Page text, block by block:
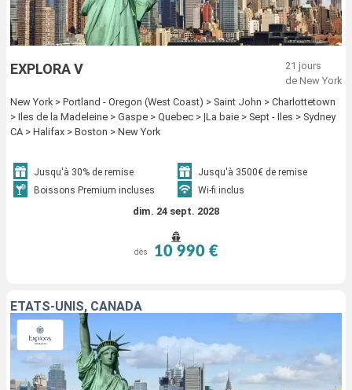
EXPLORA V
21 jours
de New York
New York > Portland - Oregon (West Coast) > Saint John > Charlottetown
> Iles de la Madeleine > Gaspe > Quebec > |La baie > Sept - Iles > Sydney
CA > Halifax > Boston > New York
Jusqu'à 30% de remise
Jusqu'à 3500€ de remise
Boissons Premium incluses
Wi-fi inclus
dim. 24 sept. 2028
dès 10 990 €
ÉTATS-UNIS, CANADA